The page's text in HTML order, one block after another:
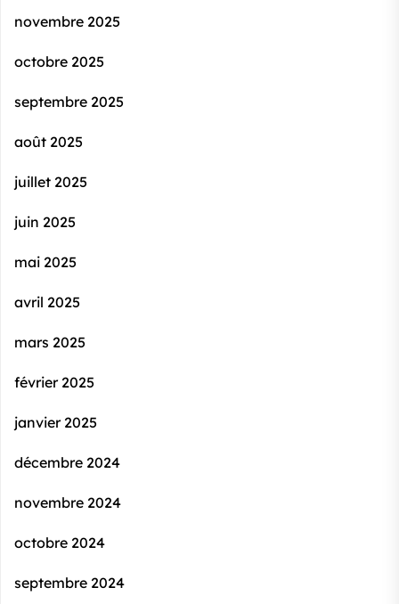
novembre 2025
octobre 2025
septembre 2025
août 2025
juillet 2025
juin 2025
mai 2025
avril 2025
mars 2025
février 2025
janvier 2025
décembre 2024
novembre 2024
octobre 2024
septembre 2024